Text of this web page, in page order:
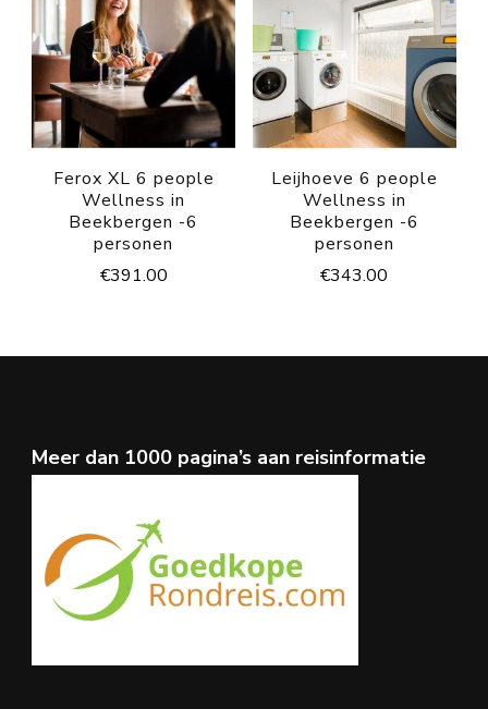
Ferox XL 6 people
Wellness in
Beekbergen -6
personen
€391.00
Leijhoeve 6 people
Wellness in
Beekbergen -6
personen
€343.00
Meer dan 1000 pagina’s aan reisinformatie